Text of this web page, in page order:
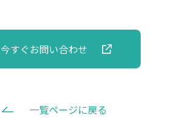
今すぐお問い合わせ
一覧ページに戻る